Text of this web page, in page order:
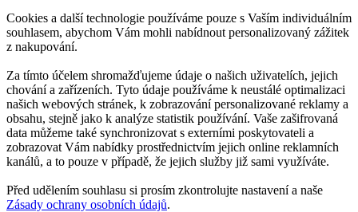
Cookies a další technologie používáme pouze s Vaším individuálním
souhlasem, abychom Vám mohli nabídnout personalizovaný zážitek
z nakupování.
Za tímto účelem shromažďujeme údaje o našich uživatelích, jejich
chování a zařízeních. Tyto údaje používáme k neustálé optimalizaci
našich webových stránek, k zobrazování personalizované reklamy a
obsahu, stejně jako k analýze statistik používání. Vaše zašifrovaná
data můžeme také synchronizovat s externími poskytovateli a
zobrazovat Vám nabídky prostřednictvím jejich online reklamních
kanálů, a to pouze v případě, že jejich služby již sami využíváte.
Před udělením souhlasu si prosím zkontrolujte nastavení a naše
Zásady ochrany osobních údajů.